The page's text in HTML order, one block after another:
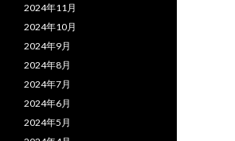
2024年11月
2024年10月
2024年9月
2024年8月
2024年7月
2024年6月
2024年5月